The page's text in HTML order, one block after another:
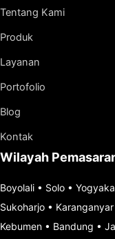
Tentang Kami
Produk
Layanan
Portofolio
Blog
Kontak
Wilayah
Boyolali • Solo •
Sukoharjo • Karanganyar
Kebumen • Bandung •